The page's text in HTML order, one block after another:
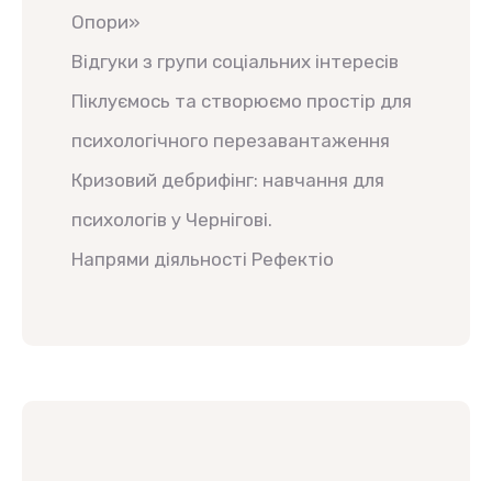
Опори»
Відгуки з групи соціальних інтересів
Піклуємось та створюємо простір для
психологічного перезавантаження
Кризовий дебрифінг: навчання для
психологів у Чернігові.
Напрями діяльності Рефектіо